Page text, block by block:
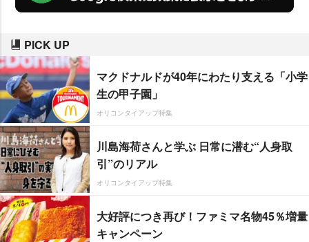
PICK UP
マクドナルドが40年にわたり支える「小学
生の甲子園」
オリコンタイアップ特集
川島海荷さんと学ぶ 日常に潜む“人身取
引”のリアル
オリコンタイアップ特集
大好評につき再び！ファミマ名物45％増量
キャンペーン